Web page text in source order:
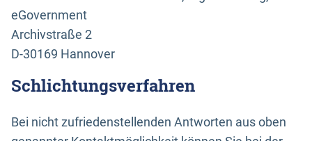
eGovernment
Archivstraße 2
D-30169 Hannover
Schlichtungsverfahren
Bei nicht zufriedenstellenden Antworten aus oben